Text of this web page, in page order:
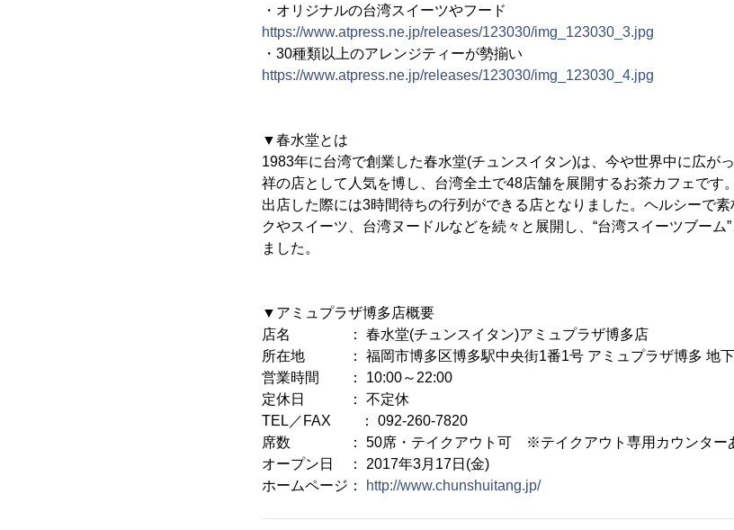
・オリジナルの台湾スイーツやフード
https://www.atpress.ne.jp/releases/123030/img_123030_3.jpg
・30種類以上のアレンジティーが勢揃い
https://www.atpress.ne.jp/releases/123030/img_123030_4.jpg
▼春水堂とは
1983年に台湾で創業した春水堂(チュンスイタン)は、今や世界中に広が
祥の店として人気を博し、台湾全土で48店舗を展開するお茶カフェです
出店した際には3時間待ちの行列ができる店となりました。ヘルシーで
クやスイーツ、台湾ヌードルなどを続々と展開し、“台湾スイーツブーム
ました。
▼アミュプラザ博多店概要
店名 ： 春水堂(チュンスイタン)アミュプラザ博多店
所在地 ： 福岡市博多区博多駅中央街1番1号 アミュプラザ博多 地
営業時間 ： 10:00～22:00
定休日 ： 不定休
TEL／FAX ： 092-260-7820
席数 ： 50席・テイクアウト可 ※テイクアウト専用カウンター
オープン日 ： 2017年3月17日(金)
ホームページ：
http://www.chunshuitang.jp/